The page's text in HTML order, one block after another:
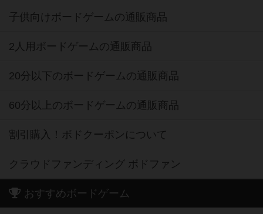
子供向けボードゲームの通販商品
2人用ボードゲームの通販商品
20分以下のボードゲームの通販商品
60分以上のボードゲームの通販商品
割引購入！ボドクーポンについて
クラウドファンディング ボドファン
おすすめボードゲーム